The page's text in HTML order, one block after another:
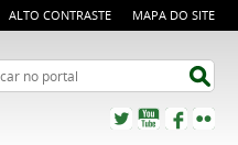
ALTO CONTRASTE MAPA DO SITE
no portal
TwitterYouTubeFacebook